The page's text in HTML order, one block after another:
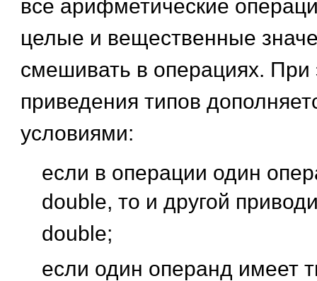
все арифметические
целые и вещественные
смешивать в операциях. При
приведения типов
условиями:
если в операции один
double, то и другой
double;
если один операнд имеет